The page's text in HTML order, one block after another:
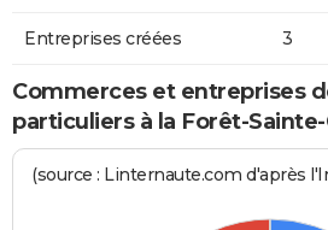
Entreprises créées 3
Commerces et entreprises
particuliers à la Forêt-
(source : Linternaute.com d'après